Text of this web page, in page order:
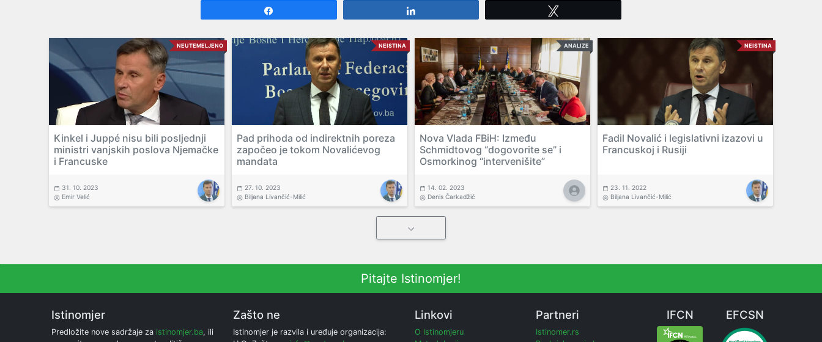
NEUTEMELJENO
Kinkel i Juppé nisu bili posljednji
ministri vanjskih poslova Njemačke
i Francuske
31. 10. 2023
Emir Velić
NEISTINA
Pad prihoda od indirektnih poreza
započeo je tokom Novalićevog
mandata
27. 10. 2023
Biljana Livančić-Milić
ANALIZE
Nova Vlada FBiH: Između
Schmidtovog “dogovorite se” i
Osmorkinog “intervenišite”
14. 02. 2023
Denis Čarkadžić
NEISTINA
Fadil Novalić i legislativni izazovi u
Francuskoj i Rusiji
23. 11. 2022
Biljana Livančić-Milić
Pitajte Istinomjer!
Istinomjer
Predložite nove sadržaje za istinomjer.ba, ili
Zašto ne
Istinomjer je razvila i uređuje organizacija:
Linkovi
O Istinomjeru
Partneri
Istinomer.rs
IFCN EFCSN